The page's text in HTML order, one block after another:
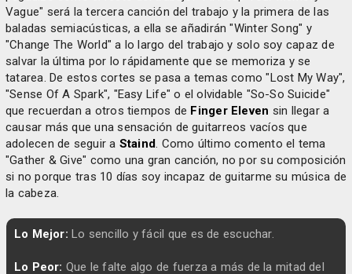
Vague" será la tercera canción del trabajo y la primera de las
baladas semiacústicas, a ella se añadirán "Winter Song" y
"Change The World" a lo largo del trabajo y solo soy capaz de
salvar la última por lo rápidamente que se memoriza y se
tatarea. De estos cortes se pasa a temas como "Lost My Way",
"Sense Of A Spark", "Easy Life" o el olvidable "So-So Suicide"
que recuerdan a otros tiempos de Finger Eleven sin llegar a
causar más que una sensación de guitarreos vacíos que
adolecen de seguir a Staind. Como último comento el tema
"Gather & Give" como una gran canción, no por su composición
si no porque tras 10 días soy incapaz de guitarme su música de
la cabeza.
Lo Mejor: Lo sencillo y fácil que es de escuchar.
Lo Peor: Que le falte algo de fuerza a más de la mitad del